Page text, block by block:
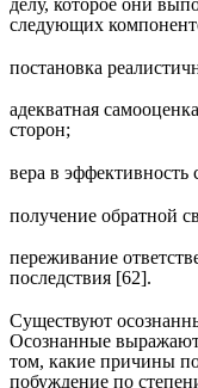
делу, которое они
следующих
постановка
адекватная
сторон;
вера в эффективность
получение обратной
переживание
последствия [62].
Существуют
Осознанные
том, какие причины
побуждение по